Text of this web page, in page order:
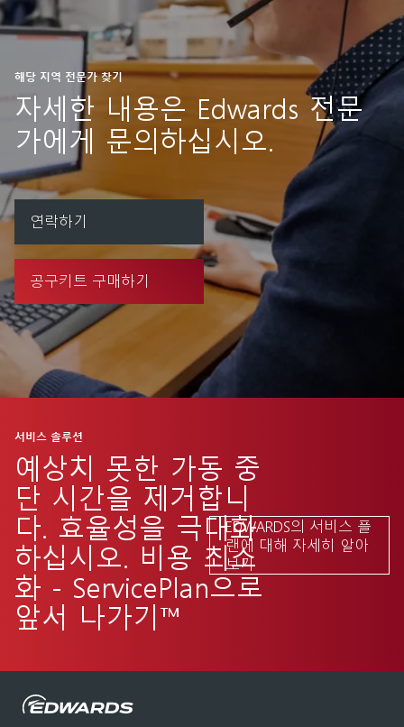
해당 지역 전문가 찾기
자세한 내용은 Edwards 전문
가에게 문의하십시오.
연락하기
공구키트 구매하기
서비스 솔루션
예상치 못한 가동 중
단 시간을 제거합니
다. 효율성을 극대화
하십시오. 비용 최소
화 - ServicePlan으로
앞서 나가기™
EDWARDS의 서비스 플
랜에 대해 자세히 알아
보기